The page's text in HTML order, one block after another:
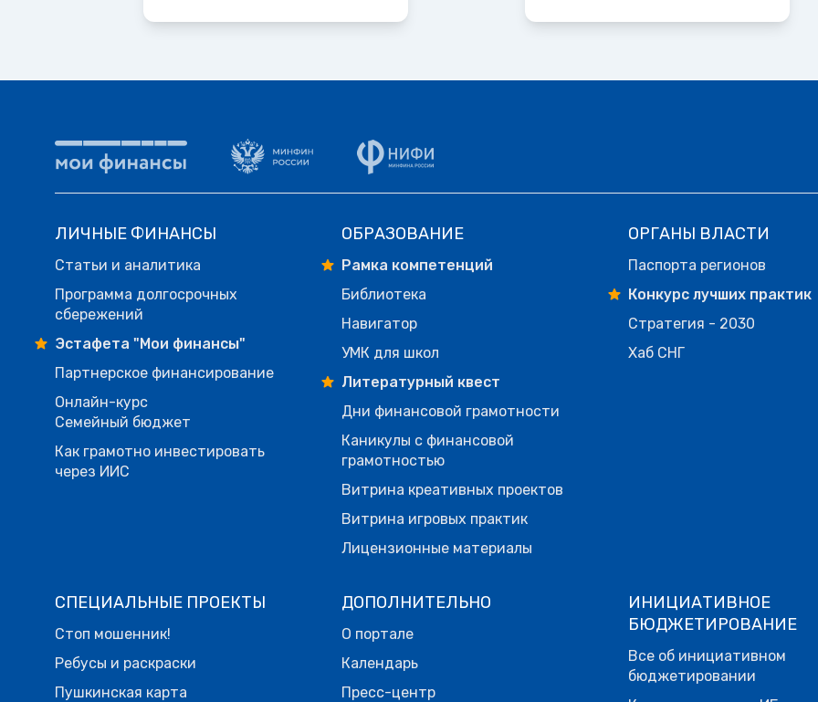
ЛИЧНЫЕ ФИНАНСЫ
Статьи и аналитика
Программа долгосрочных
сбережений
Эстафета "Мои финансы"
Партнерское финансирование
Онлайн-курс
Семейный бюджет
Как грамотно инвестировать
через ИИС
ОБРАЗОВАНИЕ
Рамка компетенций
Библиотека
Навигатор
УМК для школ
Литературный квест
Дни финансовой грамотности
Каникулы с финансовой
грамотностью
Витрина креативных проектов
Витрина игровых практик
Лицензионные материалы
ОРГАНЫ ВЛАСТИ
Паспорта регионов
Конкурс лучших практик
Стратегия - 2030
Хаб СНГ
СПЕЦИАЛЬНЫЕ ПРОЕКТЫ
Стоп мошенник!
Ребусы и раскраски
Пушкинская карта
ДОПОЛНИТЕЛЬНО
О портале
Календарь
Пресс-центр
ИНИЦИАТИВНОЕ
БЮДЖЕТИРОВАНИЕ
Все об инициативном
бюджетировании